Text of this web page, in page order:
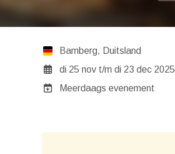
Bamberg, Duitsland
di 25 nov t/m di 23 dec 2025
Meerdaags evenement